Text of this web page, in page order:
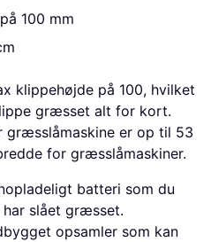
100 mm
klippehøjde på 100, hvilket
græsset alt for kort.
græsslåmaskine er op til 53
for græsslåmaskiner.
batteri som du
slået græsset.
opsamler som kan